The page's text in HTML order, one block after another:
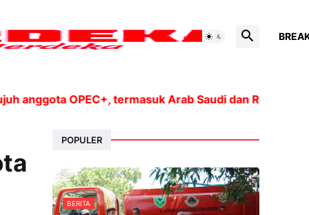
OPEC+, termasuk Arab Saudi dan Rusia, akan
POPULER
BERITA